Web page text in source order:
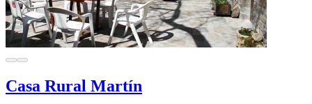
Casa Rural Martín